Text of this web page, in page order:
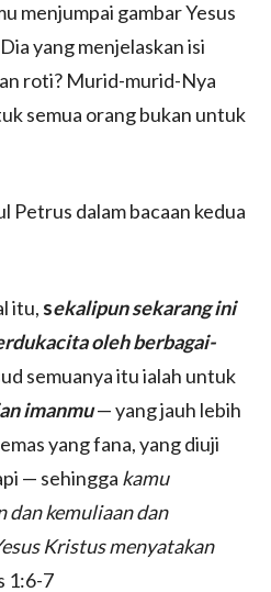
menjumpai gambar Yesus
yang menjelaskan isi
roti? Murid-murid-Nya
semua orang bukan untuk
Petrus dalam bacaan kedua
itu, sekalipun sekarang ini
oleh berbagai-
semuanya itu ialah untuk
imanmu— yang jauh lebih
yang fana, yang diuji
— sehingga kamu
kemuliaan dan
Kristus menyatakan
‭1‬:‭6‬-‭7‬